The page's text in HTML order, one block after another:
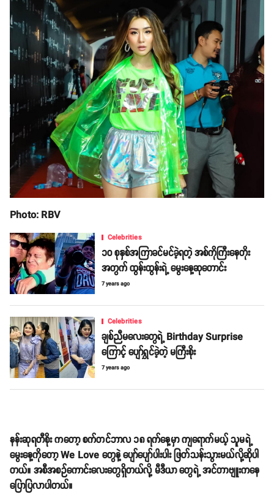
Photo: RBV
Celebrities
၁၀ စုနှစ်အကြာခင်မင်ခဲ့ရတဲ့ အစ်ကိုကြီးနေတိုး
အတွက် ထွန်းထွန်းရဲ့ မွေးနေ့ဆုတောင်း
7 years ago
Celebrities
ချစ်ညီမလေးတွေရဲ့ Birthday Surprise
ကြောင့် ပျော်ရွှင်ခဲ့တဲ့ မကြီးစိုး
7 years ago
နန်းဆုရတီစိုး ကတော့ စက်တင်ဘာလ ၁၈ ရက်နေ့မှာ ကျရောက်မယ့် သူမရဲ့
မွေးနေ့ကိုတော့ We Love တွေနဲ့ ပျော်ပျော်ပါးပါး ဖြတ်သန်းသွားမယ်လို့ဆိုပါ
တယ်။ အစီအစဉ်ကောင်းလေးတွေရှိတယ်လို့ မီဒီယာ တွေရဲ့ အင်တာဗျူးကနေ
ပြောပြလာပါတယ်။